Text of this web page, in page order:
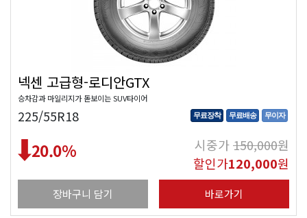
넥센 고급형-로디안GTX
승차감과 마일리지가 돋보이는 SUV타이어
225/55R18 무료장착 무료배송 무이자
20.0% 시중가150,000원
할인가120,000원
장바구니 담기 바로가기